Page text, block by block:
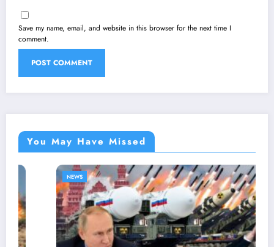
Save my name, email, and website in this browser for the next time I
comment.
You May Have Missed